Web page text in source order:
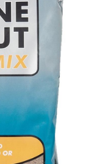
Dynamite Baits